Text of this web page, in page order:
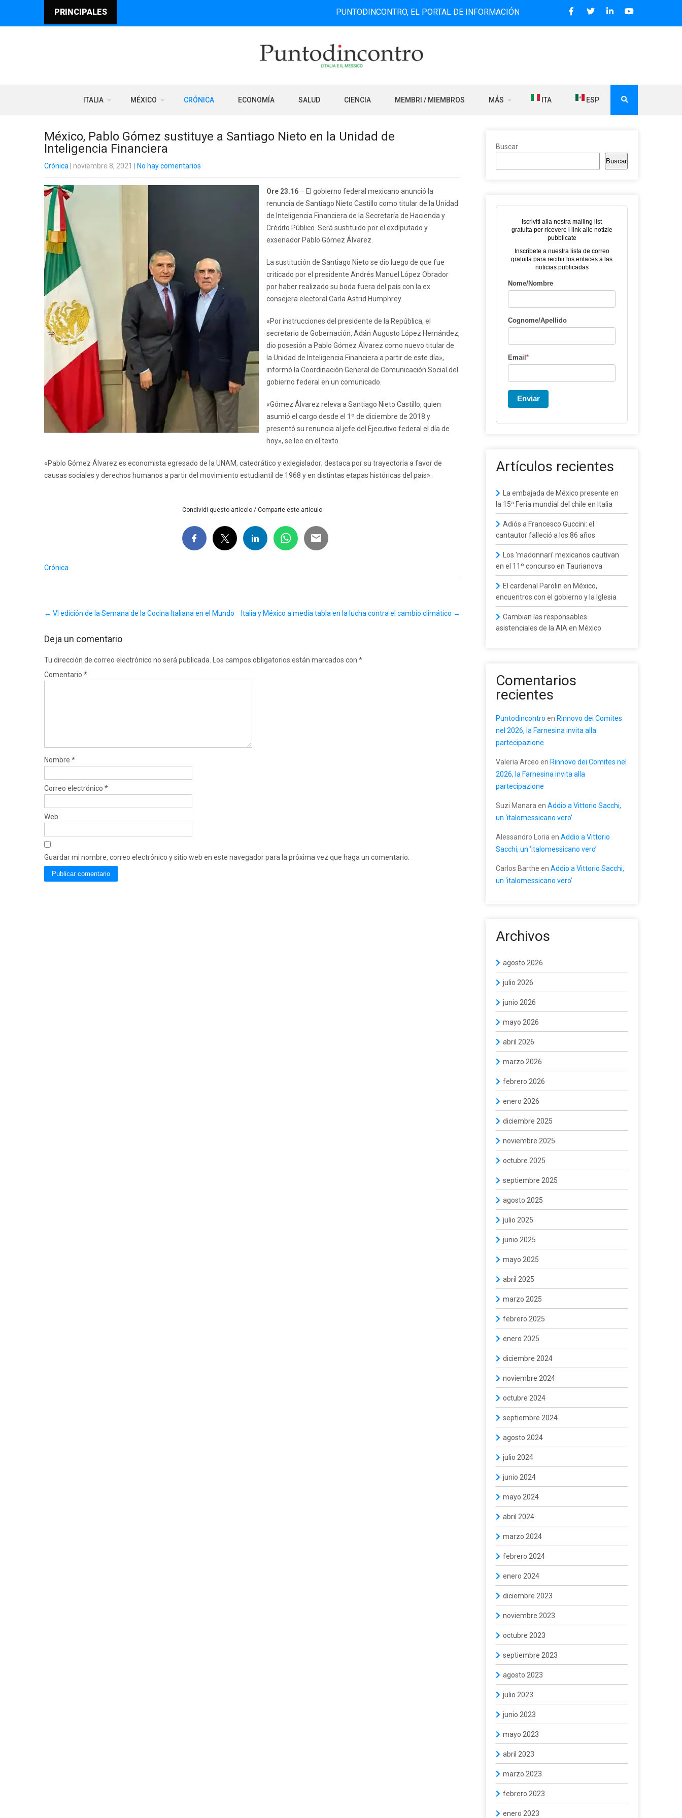
PRINCIPALES PUNTODINCONTRO, EL PORTAL DE INFORMACIÓN BILINGÜE QUE DESDE 2006 DIFUNDE NOTICIAS
ITALIA MÉXICO CRÓNICA ECONOMÍA SALUD CIENCIA MEMBRI / MIEMBROS MÁS ITA ESP
México, Pablo Gómez sustituye a Santiago Nieto en la Unidad de
Inteligencia Financiera
Crónica | noviembre 8, 2021 No hay comentarios
Ore 23.16 – El gobierno federal mexicano anunció la
renuncia de Santiago Nieto Castillo como titular de la Unidad
de Inteligencia Financiera de la Secretaría de Hacienda y
Crédito Público. Será sustituido por el exdiputado y
exsenador Pablo Gómez Álvarez.
La sustitución de Santiago Nieto se dio luego de que fue
criticado por el presidente Andrés Manuel López Obrador
por haber realizado su boda fuera del país con la ex
consejera electoral Carla Astrid Humphrey.
«Por instrucciones del presidente de la República, el
secretario de Gobernación, Adán Augusto López Hernández,
dio posesión a Pablo Gómez Álvarez como nuevo titular de
la Unidad de Inteligencia Financiera a partir de este día»,
informó la Coordinación General de Comunicación Social del
gobierno federal en un comunicado.
«Gómez Álvarez releva a Santiago Nieto Castillo, quien
asumió el cargo desde el 1º de diciembre de 2018 y
presentó su renuncia al jefe del Ejecutivo federal el día de
hoy», se lee en el texto.
«Pablo Gómez Álvarez es economista egresado de la UNAM, catedrático y exlegislador; destaca por su trayectoria a favor de
causas sociales y derechos humanos a partir del movimiento estudiantil de 1968 y en distintas etapas históricas del país».
Condividi questo articolo / Comparte este artículo
Crónica
navigation
← VI edición de la Semana de la Cocina Italiana en el Mundo Italia y México a media tabla en la lucha contra el cambio climático →
Deja un comentario
Tu dirección de correo electrónico no será publicada. Los campos obligatorios están marcados con *
Comentario *
Nombre *
Correo electrónico *
Web
Guardar mi nombre, correo electrónico y sitio web en este navegador para la próxima vez que haga un comentario.
Buscar
Buscar
Iscriviti alla nostra mailing list
gratuita per ricevere i link alle notizie
pubblicate
Inscríbete a nuestra lista de correo
gratuita para recibir los enlaces a las
noticias publicadas
Nome/Nombre
Cognome/Apellido
Email *
Enviar
Artículos recientes
La embajada de México presente en
la 15ª Feria mundial del chile en Italia
Adiós a Francesco Guccini: el
cantautor falleció a los 86 años
Los 'madonnari' mexicanos cautivan
en el 11º concurso en Taurianova
El cardenal Parolin en México,
encuentros con el gobierno y la Iglesia
Cambian las responsables
asistenciales de la AIA en México
Comentarios
recientes
Puntodincontro en Rinnovo dei Comites
nel 2026, la Farnesina invita alla
partecipazione
Valeria Arceo en Rinnovo dei Comites nel
2026, la Farnesina invita alla
partecipazione
Suzi Manara en Addio a Vittorio Sacchi,
un ‘italomessicano vero’
Alessandro Loria en Addio a Vittorio
Sacchi, un ‘italomessicano vero’
Carlos Barthe en Addio a Vittorio Sacchi,
un ‘italomessicano vero’
Archivos
agosto 2026
julio 2026
junio 2026
mayo 2026
abril 2026
marzo 2026
febrero 2026
enero 2026
diciembre 2025
noviembre 2025
octubre 2025
septiembre 2025
agosto 2025
julio 2025
junio 2025
mayo 2025
abril 2025
marzo 2025
febrero 2025
enero 2025
diciembre 2024
noviembre 2024
octubre 2024
septiembre 2024
agosto 2024
julio 2024
junio 2024
mayo 2024
abril 2024
marzo 2024
febrero 2024
enero 2024
diciembre 2023
noviembre 2023
octubre 2023
septiembre 2023
agosto 2023
julio 2023
junio 2023
mayo 2023
abril 2023
marzo 2023
febrero 2023
enero 2023